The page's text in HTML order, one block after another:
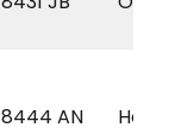
8444 AN